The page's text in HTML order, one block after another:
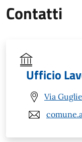
Contatti
Ufficio
Via